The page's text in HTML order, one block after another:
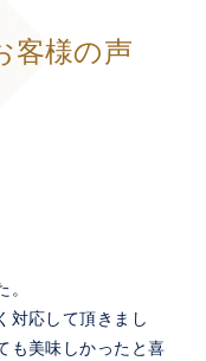
客様の声
対応して頂きまし
も美味しかったと喜